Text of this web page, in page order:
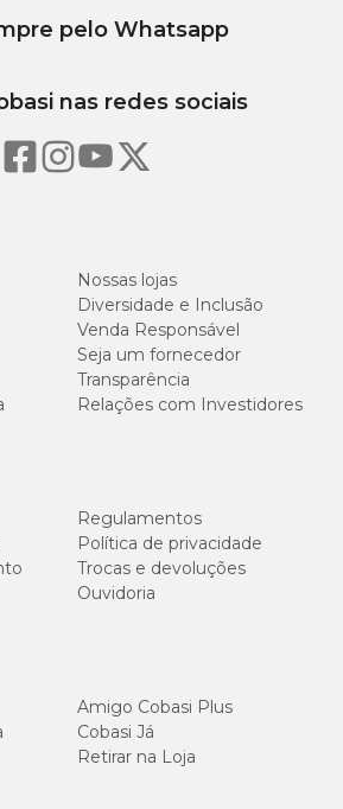
Nossas lojas
Diversidade e Inclusão
Venda Responsável
Seja um fornecedor
Transparência
Relações com Investidores
Regulamentos
Política de privacidade
Trocas e devoluções
Ouvidoria
Amigo Cobasi Plus
Cobasi Já
Retirar na Loja
pelo Whatsapp
nas redes sociais